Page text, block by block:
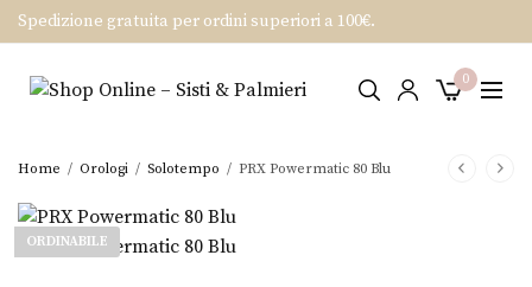
Spedizione gratuita per ordini superiori a 100€.
0
Home / Orologi / Solotempo / PRX Powermatic 80 Blu
ORDINABILE